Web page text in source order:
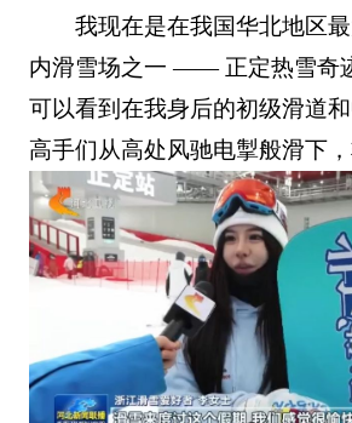
我现在是在我国华北地区
内滑雪场之一 —— 正定热雪奇
可以看到在我身后的初级滑道
高手们从高处风驰电掣般滑下，